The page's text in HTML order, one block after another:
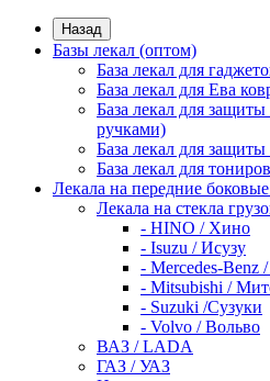
Назад
Базы лекал (оптом)
База лекал для
База лекал для Ева
База лекал для
ручками)
База лекал для
База лекал для
Лекала на передние боковые
Лекала на стекла
- HINO / Хино
- Isuzu / Исузу
- Mercedes-Benz
- Mitsubishi /
- Suzuki /Сузуки
- Volvo / Вольво
ВАЗ / LADA
ГАЗ / УАЗ